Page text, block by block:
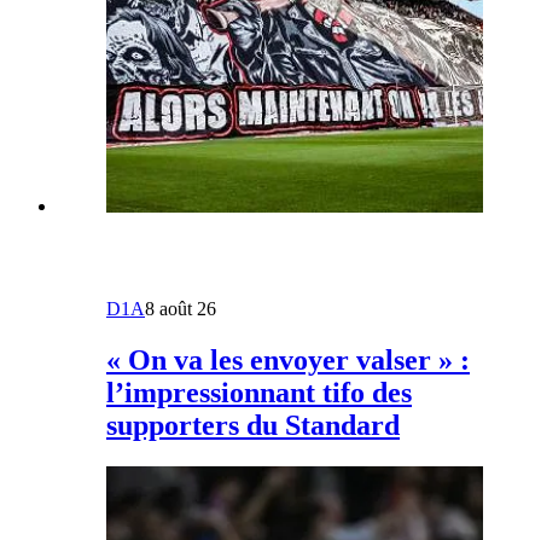
D1A8 août 26
« On va les envoyer valser » :
l’impressionnant tifo des
supporters du Standard